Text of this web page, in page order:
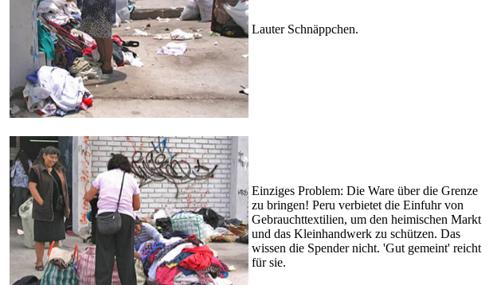
Lauter Schnäppchen.
Einziges Problem: Die Ware über die Grenze
zu bringen! Peru verbietet die Einfuhr von
Gebrauchttextilien, um den heimischen Markt
und das Kleinhandwerk zu schützen. Das
wissen die Spender nicht. 'Gut gemeint' reicht
für sie.